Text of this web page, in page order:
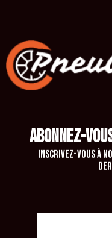
ABONNEZ-
Inscrivez-vous à